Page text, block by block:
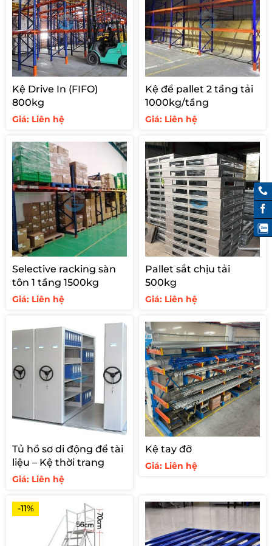
Kệ Drive In (FIFO)
800kg
Giá: Liên hệ
Kệ để pallet 2 tầng tải
1000kg/tầng
Giá: Liên hệ
Selective racking sàn
tôn 1 tầng 1500kg
Giá: Liên hệ
Pallet sắt chịu tải
500kg
Giá: Liên hệ
Tủ hồ sơ di động để tài
liệu – Kệ thời trang
Giá: Liên hệ
Kệ tay đỡ
Giá: Liên hệ
-11%